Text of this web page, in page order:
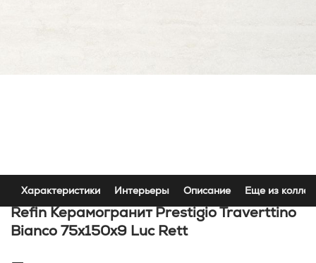
Характеристики Интерьеры Описание Еще из
Refin Керамогранит Prestigio Traverttino
Bianco 75x150x9 Luc Rett